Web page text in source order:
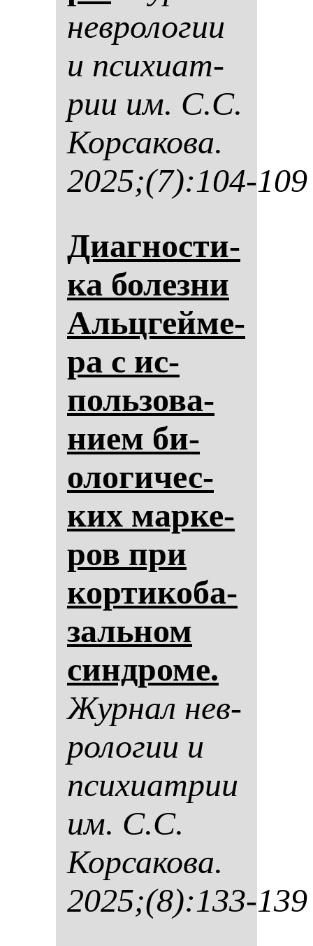
нев­ро­ло­гии
и пси­хи­ат­
рии им. С.С.
Кор­са­ко­ва.
2025;(7):104-109
Диаг­нос­ти­
ка бо­лез­ни
Альцгей­ме­
ра с ис­
поль­зо­ва­
ни­ем би­
оло­ги­чес­
ких мар­ке­
ров при
кор­ти­ко­ба­
заль­ном
син­дро­ме.
Жур­нал нев­
ро­ло­гии и
пси­хи­ат­рии
им. С.С.
Кор­са­ко­ва.
2025;(8):133-139